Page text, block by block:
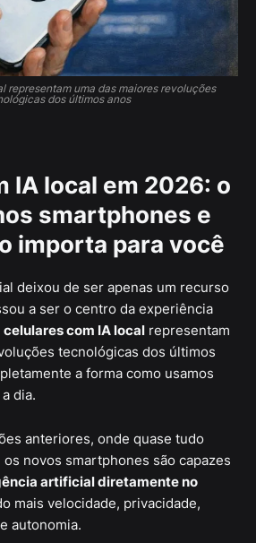
representam uma das maiores revoluções
dos últimos anos
IA local em 2026: o
smartphones e
importa para você
deixou de ser apenas um recurso
a ser o centro da experiência
celulares com IA local representam
tecnológicas dos últimos
a forma como usamos
dia.
anteriores, onde quase tudo
novos smartphones são capazes
artificial diretamente no
mais velocidade, privacidade,
autonomia.